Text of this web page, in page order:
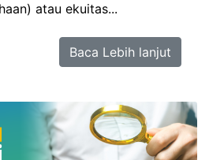
atau ekuitas...
Baca Lebih lanjut